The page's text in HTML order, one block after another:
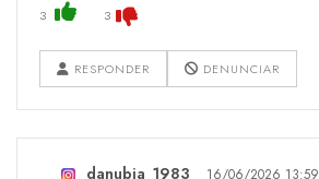
3 3
RESPONDER DENUNCIAR
danubia_1983 16/06/2026 13:59